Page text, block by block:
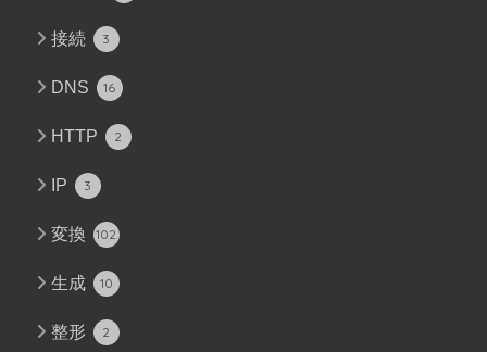
接続 3
DNS 16
HTTP 2
IP 3
変換 102
生成 10
整形 2